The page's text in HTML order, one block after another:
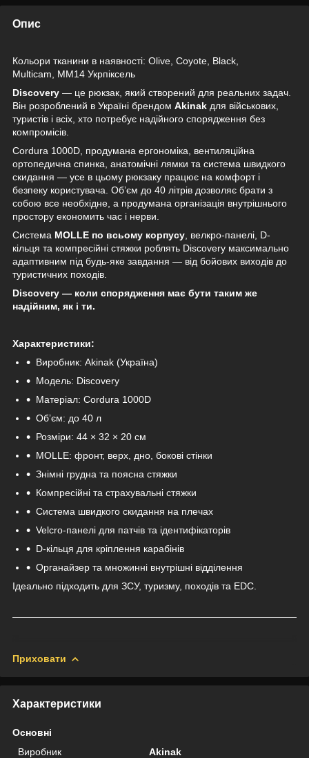
Опис
Кольори тканини в наявності: Olive, Coyote, Black,
Multicam, MM14 Укрпіксель
Discovery — це рюкзак, який створений для реальних задач.
Він розроблений в Україні брендом Akinak для військових,
туристів і всіх, хто потребує надійного спорядження без
компромісів.
Cordura 1000D, продумана ергономіка, вентиляційна
ортопедична спинка, анатомічні лямки та система швидкого
скидання — усе в цьому рюкзаку працює на комфорт і
безпеку користувача. Обʼєм до 40 літрів дозволяє брати з
собою все необхідне, а продумана організація внутрішнього
простору економить час і нерви.
Система MOLLE по всьому корпусу , велкро-панелі, D-
кільця та компресійні стяжки роблять Discovery максимально
адаптивним під будь-яке завдання — від бойових виходів до
туристичних походів.
Discovery — коли спорядження має бути таким же
надійним, як і ти.
Характеристики:
Виробник: Akinak (Україна)
Модель: Discovery
Матеріал: Cordura 1000D
Обʼєм: до 40 л
Розміри: 44 × 32 × 20 см
MOLLE: фронт, верх, дно, бокові стінки
Знімні грудна та поясна стяжки
Компресійні та страхувальні стяжки
Система швидкого скидання на плечах
Velcro-панелі для патчів та ідентифікаторів
D-кільця для кріплення карабінів
Органайзер та множинні внутрішні відділення
Ідеально підходить для ЗСУ, туризму, походів та EDC.
Приховати
Характеристики
Основні
Виробник
Akinak